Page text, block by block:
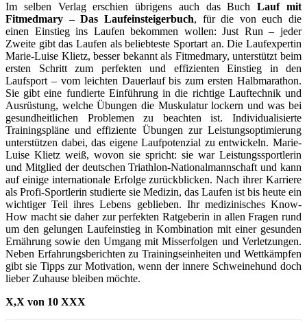
Im selben Verlag erschien übrigens auch das BuchLauf mit
Fitmedmary – Das Laufeinsteigerbuch, für die von euch die
einen Einstieg ins Laufen bekommen wollen: Just Run – jeder
Zweite gibt das Laufen als beliebteste Sportart an. Die Laufexpertin
Marie-Luise Klietz, besser bekannt als Fitmedmary, unterstützt beim
ersten Schritt zum perfekten und effizienten Einstieg in den
Laufsport – vom leichten Dauerlauf bis zum ersten Halbmarathon.
Sie gibt eine fundierte Einführung in die richtige Lauftechnik und
Ausrüstung, welche Übungen die Muskulatur lockern und was bei
gesundheitlichen Problemen zu beachten ist. Individualisierte
Trainingspläne und effiziente Übungen zur Leistungsoptimierung
unterstützen dabei, das eigene Laufpotenzial zu entwickeln. Marie-
Luise Klietz weiß, wovon sie spricht: sie war Leistungssportlerin
und Mitglied der deutschen Triathlon-Nationalmannschaft und kann
auf einige internationale Erfolge zurückblicken. Nach ihrer Karriere
als Profi-Sportlerin studierte sie Medizin, das Laufen ist bis heute ein
wichtiger Teil ihres Lebens geblieben. Ihr medizinisches Know-
How macht sie daher zur perfekten Ratgeberin in allen Fragen rund
um den gelungen Laufeinstieg in Kombination mit einer gesunden
Ernährung sowie den Umgang mit Misserfolgen und Verletzungen.
Neben Erfahrungsberichten zu Trainingseinheiten und Wettkämpfen
gibt sie Tipps zur Motivation, wenn der innere Schweinehund doch
lieber Zuhause bleiben möchte.
X,X von 10 XXX